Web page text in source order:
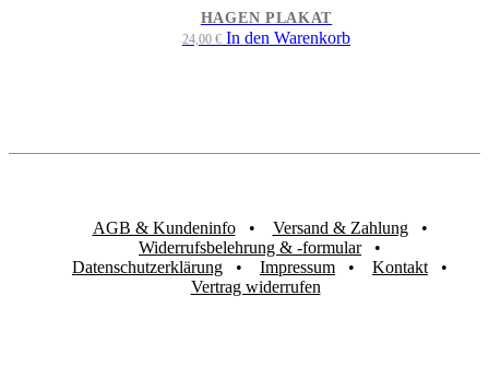
HAGEN PLAKAT
24,00 € In den Warenkorb
AGB & Kundeninfo
Versand & Zahlung
Widerrufsbelehrung & -formular
Datenschutzerklärung
Impressum
Kontakt
Vertrag widerrufen